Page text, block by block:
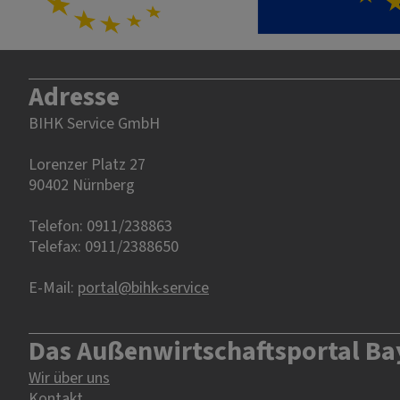
Adresse
BIHK Service GmbH
Lorenzer Platz 27
90402 Nürnberg‎‎
Telefon: 0911/238863
Telefax: 0911/2388650
E-Mail: portal@bihk-service
Das Außenwirtschaftsportal
Wir über uns